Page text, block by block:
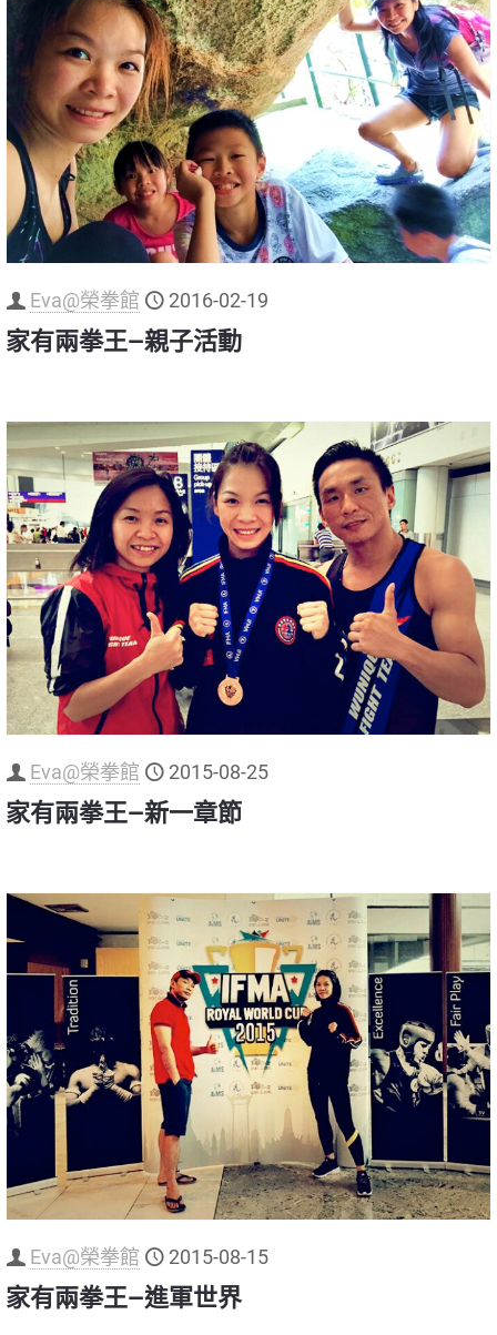
Eva@榮拳館 2016-02-19
家有兩拳王—親子活動
Eva@榮拳館 2015-08-25
家有兩拳王—新一章節
Eva@榮拳館 2015-08-15
家有兩拳王—進軍世界